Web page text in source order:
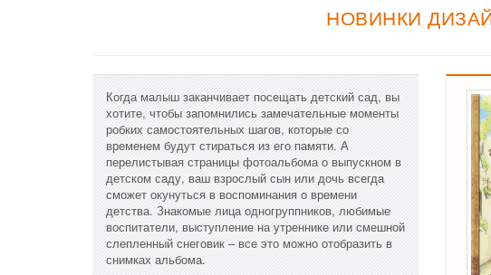
НОВИНКИ
Когда малыш заканчивает посещать детский сад, вы
хотите, чтобы запомнились замечательные моменты
робких самостоятельных шагов, которые со
временем будут стираться из его памяти. А
перелистывая страницы фотоальбома о выпускном в
детском саду, ваш взрослый сын или дочь всегда
сможет окунуться в воспоминания о времени
детства. Знакомые лица одногруппников, любимые
воспитатели, выступление на утреннике или смешной
слепленный снеговик – все это можно отобразить в
снимках альбома.